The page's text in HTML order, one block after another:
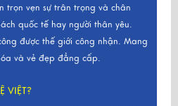
trọn vẹn sự trân trọng và chân
quốc tế hay người thân yêu.
được thế giới công nhận. Mang
và vẻ đẹp đẳng cấp.
VIỆT?